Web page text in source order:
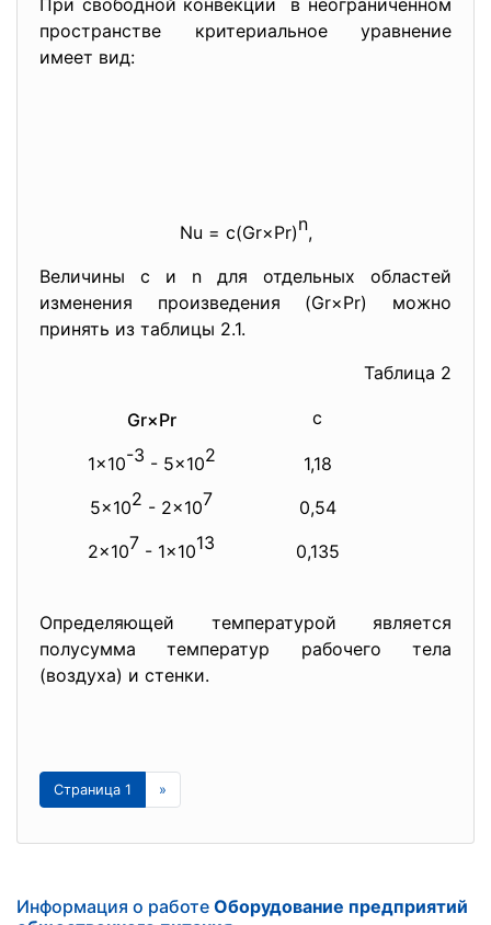
При свободной конвекции в неограниченном
пространстве критериальное уравнение
имеет вид:
Nu = c(Gr×Pr)n,
Величины с и n для отдельных областей
изменения произведения (Gr×Pr) можно
принять из таблицы 2.1.
Таблица 2
Gr×Pr с
1×10-3 - 5×102
5×102 - 2×107
2×107 - 1×1013
1,18
0,54
0,135
Определяющей температурой является
полусумма температур рабочего тела
(воздуха) и стенки.
Страница 1 »
Информация о работе Оборудование предприятий